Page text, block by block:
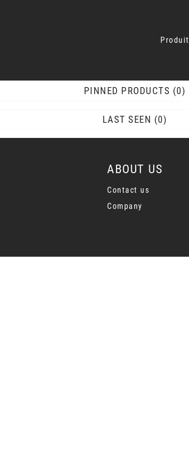
Produit
PINNED PRODUCTS 0
LAST SEEN 0
ABOUT US
Contact us
Company